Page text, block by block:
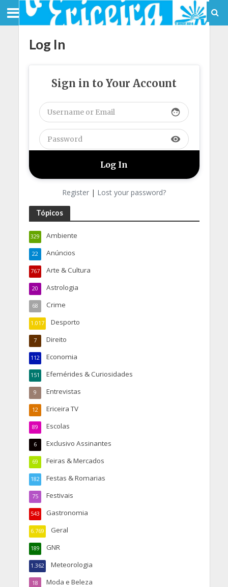
Log In
Sign in to Your Account
face
visibility
Register | Lost your password?
Tópicos
Ambiente
329
Anúncios
22
Arte & Cultura
767
Astrologia
20
Crime
68
Desporto
1.017
Direito
7
Economia
112
Efemérides & Curiosidades
151
Entrevistas
9
Ericeira TV
12
Escolas
89
Exclusivo Assinantes
6
Feiras & Mercados
69
Festas & Romarias
182
Festivais
75
Gastronomia
543
Geral
6.769
GNR
189
Meteorologia
1.362
Moda e Beleza
18